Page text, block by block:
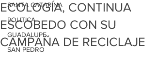
SANTA CATARINA
POLITICA
GUADALUPE
SAN PEDRO
ECOLOGÍA, CONTINUA
ESCOBEDO CON SU
CAMPAÑA DE RECICLAJE